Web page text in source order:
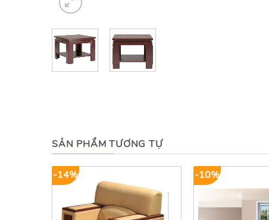
SẢN PHẨM TƯƠNG TỰ
-14% -10%